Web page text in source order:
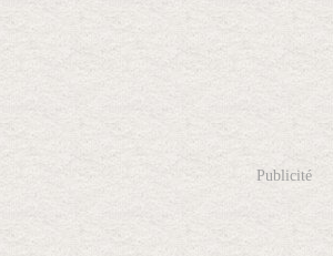
Publicité